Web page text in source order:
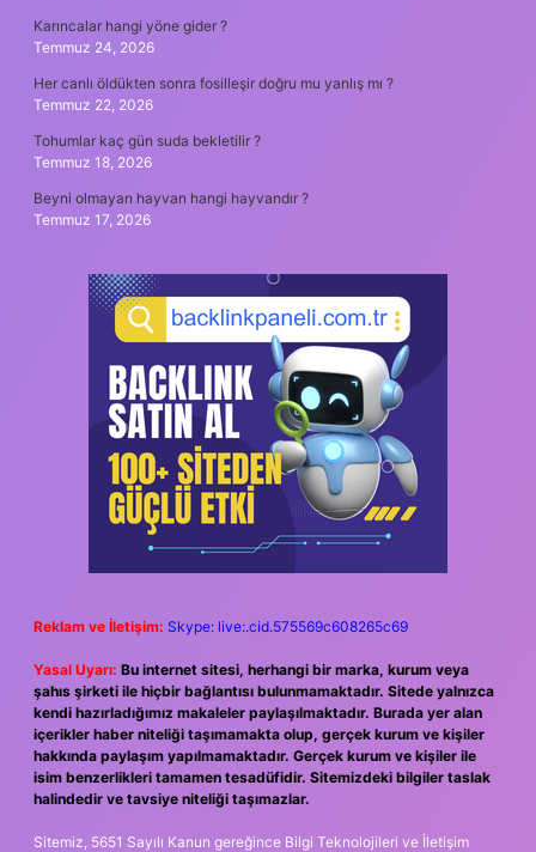
Karıncalar hangi yöne gider ?
Temmuz 24, 2026
Her canlı öldükten sonra fosilleşir doğru mu yanlış mı ?
Temmuz 22, 2026
Tohumlar kaç gün suda bekletilir ?
Temmuz 18, 2026
Beyni olmayan hayvan hangi hayvandır ?
Temmuz 17, 2026
Reklam ve İletişim: Skype: live:.cid.575569c608265c69
Yasal Uyarı: Bu internet sitesi, herhangi bir marka, kurum veya
şahıs şirketi ile hiçbir bağlantısı bulunmamaktadır. Sitede yalnızca
kendi hazırladığımız makaleler paylaşılmaktadır. Burada yer alan
içerikler haber niteliği taşımamakta olup, gerçek kurum ve kişiler
hakkında paylaşım yapılmamaktadır. Gerçek kurum ve kişiler ile
isim benzerlikleri tamamen tesadüfidir. Sitemizdeki bilgiler taslak
halindedir ve tavsiye niteliği taşımazlar.
Sitemiz, 5651 Sayılı Kanun gereğince Bilgi Teknolojileri ve İletişim